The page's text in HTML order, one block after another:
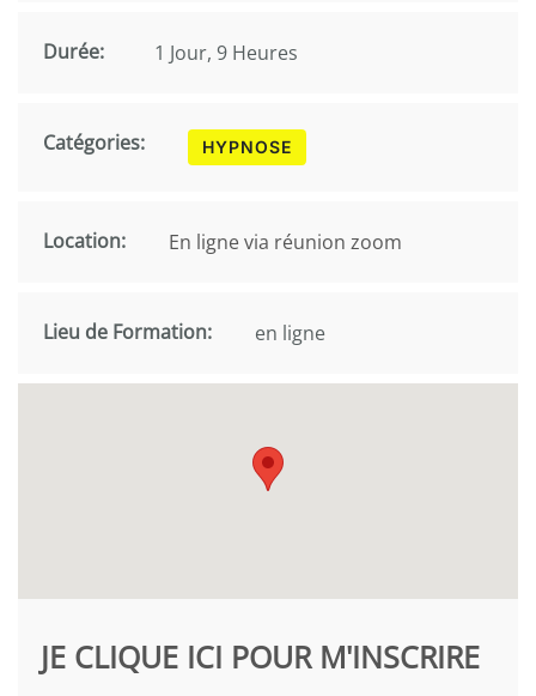
Durée: 1 Jour, 9 Heures
Catégories: HYPNOSE
Location: En ligne via réunion zoom
Lieu de Formation: en ligne
JE CLIQUE ICI POUR M'INSCRIRE